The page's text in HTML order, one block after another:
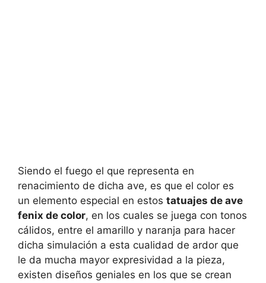
Siendo el fuego el que representa en
renacimiento de dicha ave, es que el color es
un elemento especial en estos tatuajes de ave
fenix de color, en los cuales se juega con tonos
cálidos, entre el amarillo y naranja para hacer
dicha simulación a esta cualidad de ardor que
le da mucha mayor expresividad a la pieza,
existen diseños geniales en los que se crean